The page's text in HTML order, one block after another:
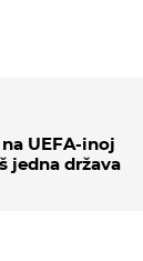
UEFA-inoj
jedna država